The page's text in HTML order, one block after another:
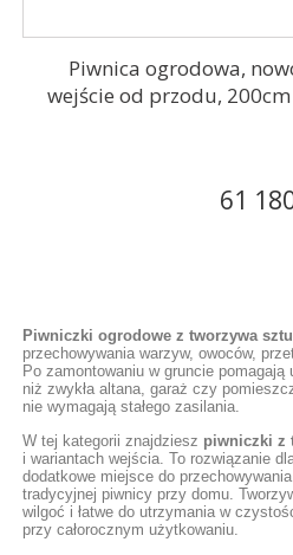
Piwnica ogrodowa,
wejście od przodu,
61
Piwniczki ogrodowe z tworzywa
przechowywania warzyw, owoców,
Po zamontowaniu w gruncie
niż zwykła altana, garaż czy
nie wymagają stałego zasilania.
W tej kategorii znajdziesz piwniczki z
i wariantach wejścia. To rozwiązanie
dodatkowe miejsce do
tradycyjnej piwnicy przy domu.
wilgoć i łatwe do utrzymania w
przy całorocznym użytkowaniu.